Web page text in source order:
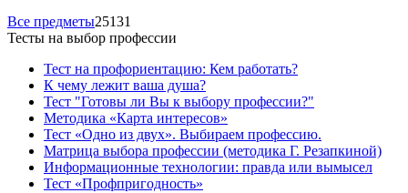
Все предметы25131
Тесты на выбор профессии
Тест на профориентацию: Кем работать?
К чему лежит ваша душа?
Тест "Готовы ли Вы к выбору профессии?"
Методика «Карта интересов»
Тест «Одно из двух». Выбираем профессию.
Матрица выбора профессии (методика Г. Резапкиной)
Информационные технологии: правда или вымысел
Тест «Профпригодность»